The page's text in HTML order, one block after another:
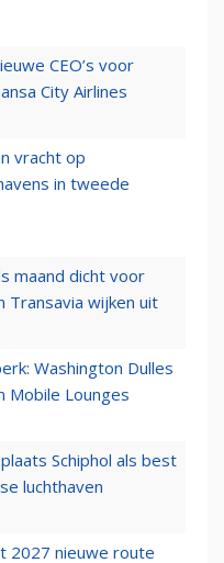
CEO’s voor
City Airlines
vracht op
in tweede
maand dicht voor
Transavia wijken uit
Washington Dulles
Mobile Lounges
Schiphol als best
luchthaven
2027 nieuwe route